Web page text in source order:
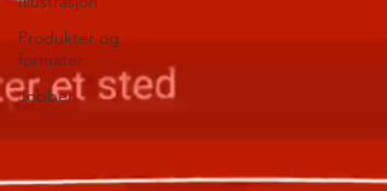
Produkter og
formater
Jobber